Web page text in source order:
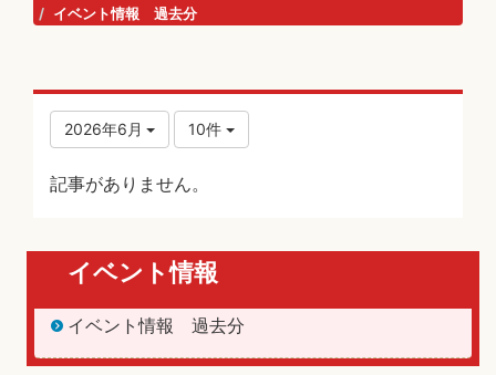
イベント情報 過去分
2026年6月 10件
記事がありません。
イベント情報
イベント情報 過去分